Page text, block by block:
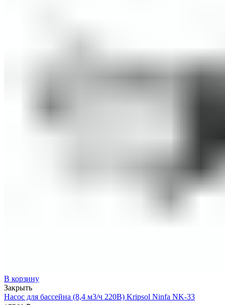
В корзину
Закрыть
Насос для бассейна (8,4 м3/ч 220В) Kripsol Ninfa NK-33